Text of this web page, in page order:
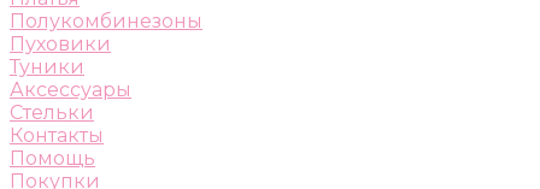
Полукомбинезоны
Пуховики
Туники
Аксессуары
Стельки
Контакты
Помощь
Покупки